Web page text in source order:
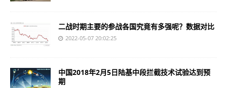
二战时期主要的参战各国究竟有多强呢？数据对比
2022-05-07 20:02:25
中国2018年2月5日陆基中段拦截技术试验达到预
期